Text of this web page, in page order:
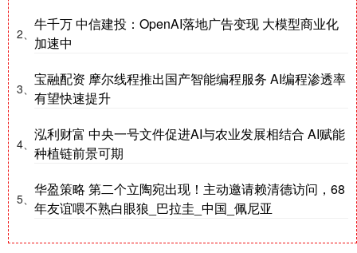
2、
牛千万 中信建投：OpenAI落地广告变现 大模型商业化
加速中
3、
宝融配资 摩尔线程推出国产智能编程服务 AI编程渗透率
有望快速提升
4、
泓利财富 中央一号文件促进AI与农业发展相结合 AI赋能
种植链前景可期
5、
华盈策略 第二个立陶宛出现！主动邀请赖清德访问，68
年友谊喂不熟白眼狼_巴拉圭_中国_佩尼亚